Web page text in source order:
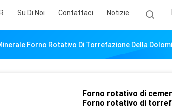
Su Di Noi Contattaci Notizie
Forno Rotativo Di Torrefazione Della
Forno rotativo di
Forno rotativo di